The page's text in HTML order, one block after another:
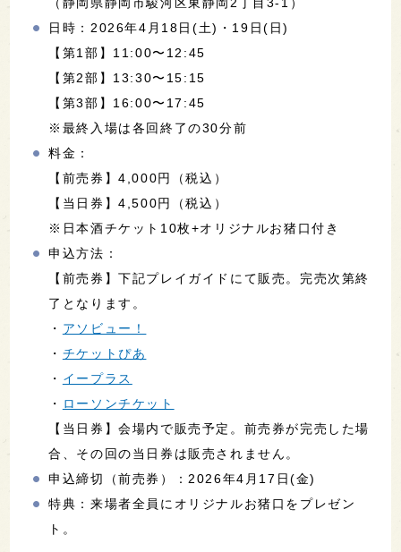
（静岡県静岡市駿河区東静岡2丁目3-1）
日時：2026年4月18日(土)・19日(日)
【第1部】11:00〜12:45
【第2部】13:30〜15:15
【第3部】16:00〜17:45
※最終入場は各回終了の30分前
料金：
【前売券】4,000円（税込）
【当日券】4,500円（税込）
※日本酒チケット10枚+オリジナルお猪口付き
申込方法：
【前売券】下記プレイガイドにて販売。完売次第終
了となります。
・ アソビュー！
・ チケットぴあ
・ イープラス
・ ローソンチケット
【当日券】会場内で販売予定。前売券が完売した場
合、その回の当日券は販売されません。
申込締切（前売券）：2026年4月17日(金)
特典：来場者全員にオリジナルお猪口をプレゼン
ト。